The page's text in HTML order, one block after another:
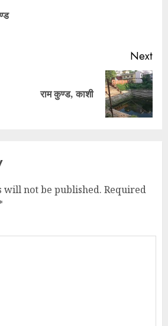
Next
राम कुण्ड, काशी
will not be published. Required